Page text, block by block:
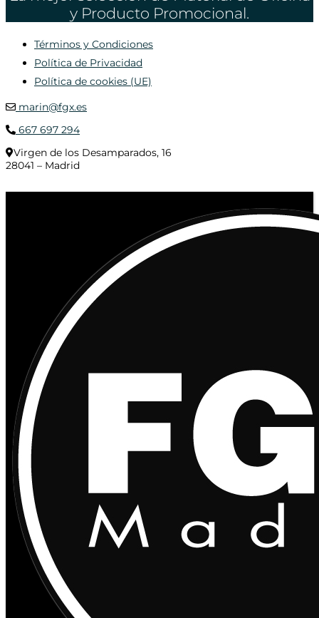
y Producto Promocional.
Términos y Condiciones
Política de Privacidad
Política de cookies (UE)
marin@fgx.es
667 697 294
Virgen de los Desamparados, 16
28041 – Madrid